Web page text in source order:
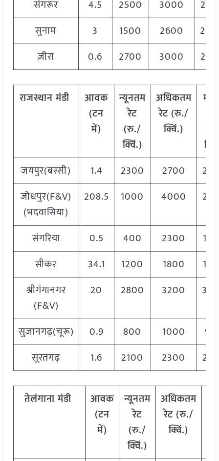
संगरूर 4.5 2500 3000
सुनाम
3 1500 2600
ज़ीरा
0.6 2700 3000
राजस्थान मंडी
आवक
(टन
में)
न्यूनतम
रेट
(रु./
क्विं.)
अधिकतम
रेट (रु./
क्विं.)
क्विं
जयपुर(बस्सी)
1.4 2300 2700
जोधपुर(F&V)
(भदवासिया)
208.5 1000 4000
संगरिया 0.5 400 2300
सीकर
34.1 1200 1800
श्रीगंगानगर
(F&V)
20 2800 3200
सुजानगढ़(चूरू) 0.9 800 1000
सूरतगढ़
1.6 2100 2300
तेलंगानामंडी
आवक
(टन
में)
न्यूनतम
रेट
(रु./
क्विं.)
अधिकतम
रेट (रु./
क्विं.)